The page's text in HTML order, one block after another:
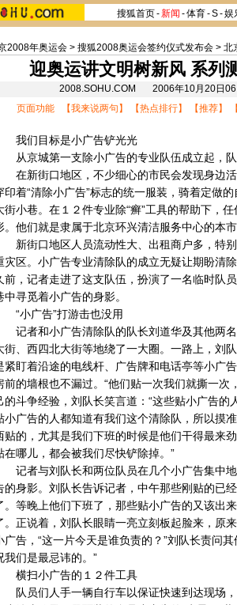
搜狐首页-新闻 -体育-S-娱
2008年奥运会 > 搜狐2008奥运会签约仪式发布会 > 北
迎奥运讲文明树新风 系列
2008.SOHU.COM 2006年10月20日
页面功能 【我来说两句 】 【热点排行】 【推荐】
我们目标是小广告铲光光
从京城第一支除小广告的专业队伍成立起，
在新街口地区，不少细心的市民会发现身边
印着“清除小广告”标志的统一服装，骑着定做
街小巷。在１２件专业除“癣”工具的帮助下，
。他们就是隶属于北京环兴清洁服务中心的本
新街口地区人员流动性大、出租商户多，特别
灾区。小广告专业清除队的成立无疑让期盼清
前，记者走进了这支队伍，扮演了一名临时队
中寻觅着小广告的身影。
“小广告”打游击也没用
记者和小广告清除队的队长刘道华及其他两名
街、西四北大街等地绕了一大圈。一路上，刘
紧盯着沿途的电线杆、广告牌和电话亭等小广
前的墙根也不漏过。“他们贴一次我们就撕一次
的斗争经验，刘队长笑言道：“这些贴小广告的
小广告的人都知道有我们这个清除队，所以摸
贴的，尤其是我们下班的时候是他们干得最来
在哪儿，都会被我们尽快铲除掉。”
记者与刘队长和两位队员在几个小广告集中地
的身影。刘队长告诉记者，中午那些刚贴的已
。等晚上他们下班了，那些贴小广告的又该出
。正说着，刘队长眼睛一亮立刻板起脸来，原
广告，“这一片今天是谁负责的？”刘队长责问
我们是最忌讳的。”
横扫小广告的１２件工具
队员们人手一辆自行车以保证快速到达现场，